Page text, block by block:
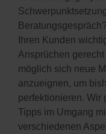
Ihren Kunden
Ansprüchen
möglich sich neue
anzueignen, um
perfektionieren. Wir
Tipps im Umgang
verschiedenen